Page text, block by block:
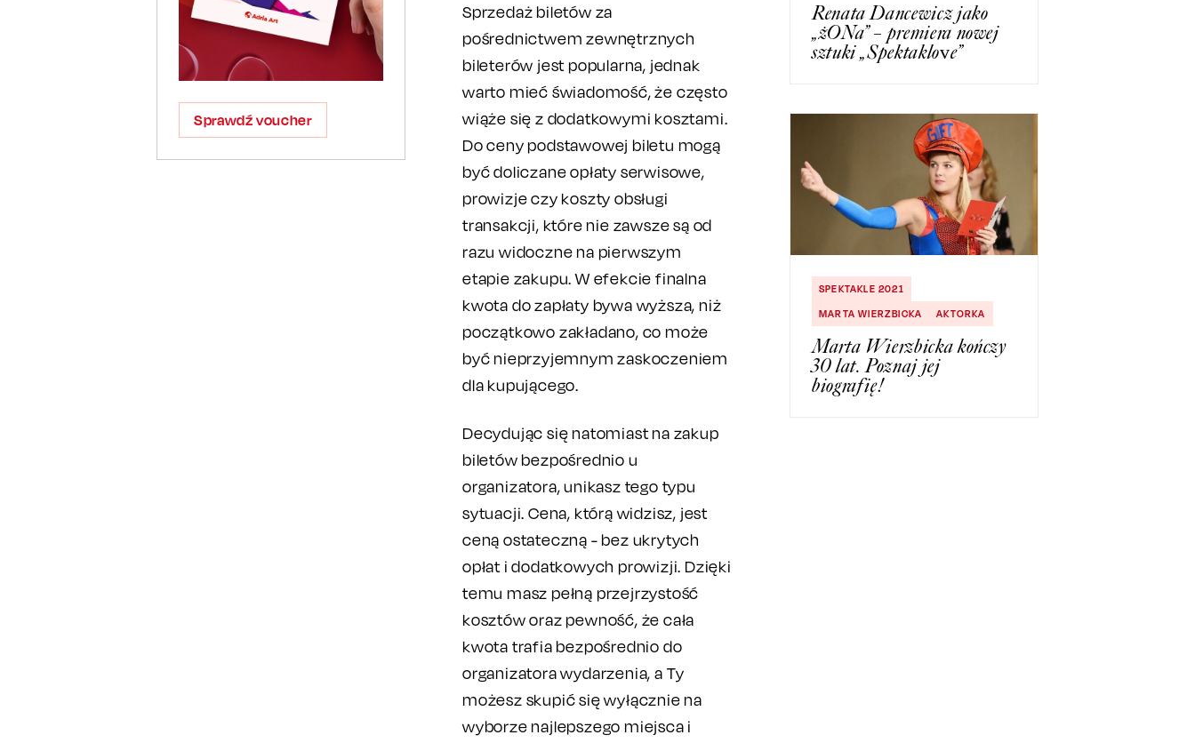
Sprawdź voucher
Sprzedaż biletów za
pośrednictwem zewnętrznych
bileterów jest popularna, jednak
warto mieć świadomość, że często
wiąże się z dodatkowymi kosztami.
Do ceny podstawowej biletu mogą
być doliczane opłaty serwisowe,
prowizje czy koszty obsługi
transakcji, które nie zawsze są od
razu widoczne na pierwszym
etapie zakupu. W efekcie finalna
kwota do zapłaty bywa wyższa, niż
początkowo zakładano, co może
być nieprzyjemnym zaskoczeniem
dla kupującego.
Decydując się natomiast na zakup
biletów bezpośrednio u
organizatora, unikasz tego typu
sytuacji. Cena, którą widzisz, jest
ceną ostateczną - bez ukrytych
opłat i dodatkowych prowizji. Dzięki
temu masz pełną przejrzystość
kosztów oraz pewność, że cała
kwota trafia bezpośrednio do
organizatora wydarzenia, a Ty
możesz skupić się wyłącznie na
wyborze najlepszego miejsca i
Renata Dancewicz jako
„żONa” – premiera nowej
sztuki „Spektaklove”
SPEKTAKLE 2021
MARTA WIERZBICKA
AKTORKA
Marta Wierzbicka kończy
30 lat. Poznaj jej
biografię!